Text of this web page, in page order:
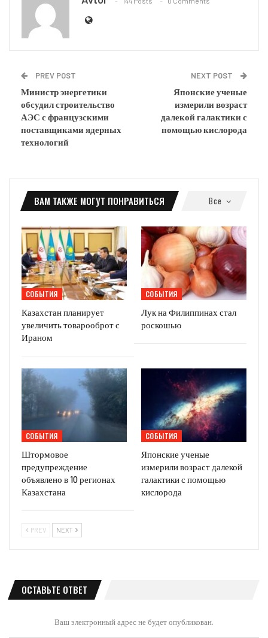
PREV POST
Министр энергетики
обсудил строительство
АЭС с французскими
поставщиками ядерных
технологий
NEXT POST
Японские ученые
измерили возраст
далекой галактики с
помощью кислорода
Все
ВАМ ТАКЖЕ МОГУТ ПОНРАВИТЬСЯ
СОБЫТИЯ
Казахстан планирует
увеличить товарооброт с
Ираном
СОБЫТИЯ
Лук на Филиппинах стал
роскошью
СОБЫТИЯ
Штормовое
предупреждение
объявлено в 10 регионах
Казахстана
СОБЫТИЯ
Японские ученые
измерили возраст далекой
галактики с помощью
кислорода
PREV NEXT
ОСТАВЬТЕ ОТВЕТ
Ваш электронный адрес не будет опубликован.